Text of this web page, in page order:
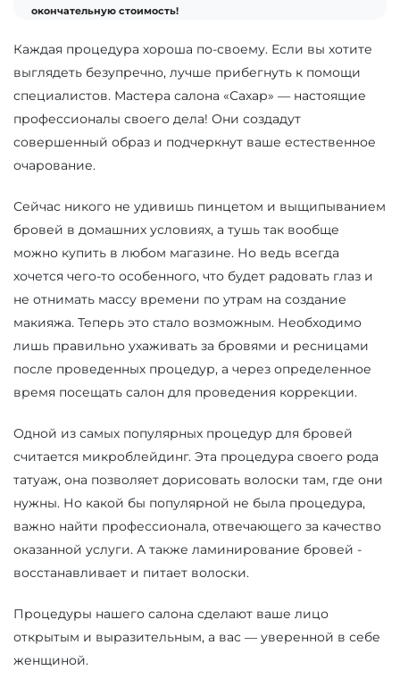
окончательную стоимость!
Каждая процедура хороша по-своему. Если вы хотите
выглядеть безупречно, лучше прибегнуть к помощи
специалистов. Мастера салона «Сахар» — настоящие
профессионалы своего дела! Они создадут
совершенный образ и подчеркнут ваше естественное
очарование.
Сейчас никого не удивишь пинцетом и выщипыванием
бровей в домашних условиях, а тушь так вообще
можно купить в любом магазине. Но ведь всегда
хочется чего-то особенного, что будет радовать глаз и
не отнимать массу времени по утрам на создание
макияжа. Теперь это стало возможным. Необходимо
лишь правильно ухаживать за бровями и ресницами
после проведенных процедур, а через определенное
время посещать салон для проведения коррекции.
Одной из самых популярных процедур для бровей
считается микроблейдинг. Эта процедура своего рода
татуаж, она позволяет дорисовать волоски там, где они
нужны. Но какой бы популярной не была процедура,
важно найти профессионала, отвечающего за качество
оказанной услуги. А также ламинирование бровей -
восстанавливает и питает волоски.
Процедуры нашего салона сделают ваше лицо
открытым и выразительным, а вас — уверенной в себе
женщиной.